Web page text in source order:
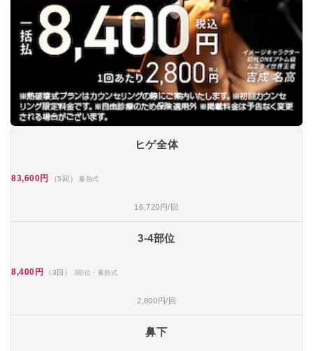
ヒゲ全体
83,600円 （5回） 蓄熱式
16,720円/回
3-4部位
8,400円 （3回） 3部位・蓄熱式
2,800円/回
鼻下